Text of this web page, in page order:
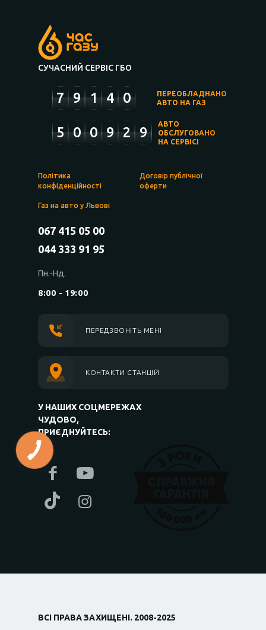
СУЧАСНИЙ СЕРВІС ГБО
7 9 1 4 0
ПЕРЕОБЛАДНАНО
АВТО НА ГАЗ
5 0 0 9 2 9
АВТО
ОБСЛУГОВАНО
НА СЕРВІСІ
Політика
конфіденційності
Договір публічної
оферти
Газ на авто у Львові
067 415 05 00
044 333 91 95
Пн.-Нд.
8:00 - 19:00
ПЕРЕДЗВОНІТЬ МЕНІ
КОНТАКТИ СТАНЦІЙ
У НАШИХ СОЦМЕРЕЖАХ
ЧУДОВО,
ПРИЄДНУЙТЕСЬ:
ВСІ ПРАВА ЗАХИЩЕНІ. 2008-2025